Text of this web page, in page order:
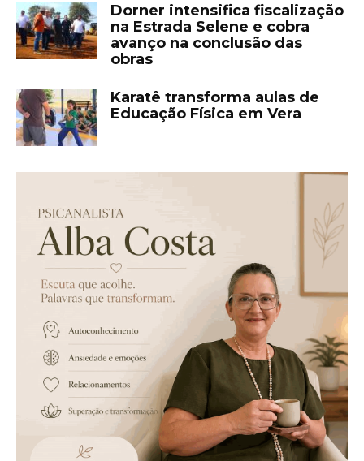
Dorner intensifica fiscalização
na Estrada Selene e cobra
avanço na conclusão das
obras
Karatê transforma aulas de
Educação Física em Vera